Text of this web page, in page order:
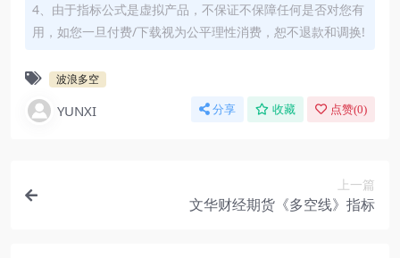
4、由于指标公式是虚拟产品，不保证不保障任何是否对您有
用，如您一旦付费/下载视为公平理性消费，恕不退款和调换!
波浪多空
YUNXI 分享 收藏 点赞(0)
上一篇
文华财经期货《多空线》指标